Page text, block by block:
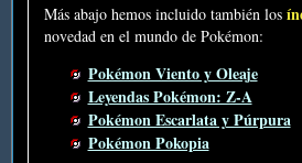
Más abajo hemos incluido también los
novedad en el mundo de Pokémon:
Pokémon Viento y Oleaje
Leyendas Pokémon: Z-A
Pokémon Escarlata y Púrpura
Pokémon Pokopia